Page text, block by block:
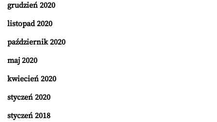
grudzień 2020
listopad 2020
październik 2020
maj 2020
kwiecień 2020
styczeń 2020
styczeń 2018